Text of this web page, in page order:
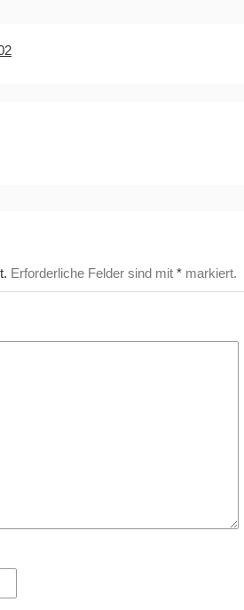
Erforderliche Felder sind mit * markiert.